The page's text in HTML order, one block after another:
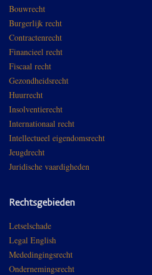
Bouwrecht
Burgerlijk recht
Contractenrecht
Financieel recht
Fiscaal recht
Gezondheidsrecht
Huurrecht
Insolventierecht
Internationaal recht
Intellectueel eigendomsrecht
Jeugdrecht
Juridische vaardigheden
Rechtsgebieden
Letselschade
Legal English
Mededingingsrecht
Ondernemingsrecht